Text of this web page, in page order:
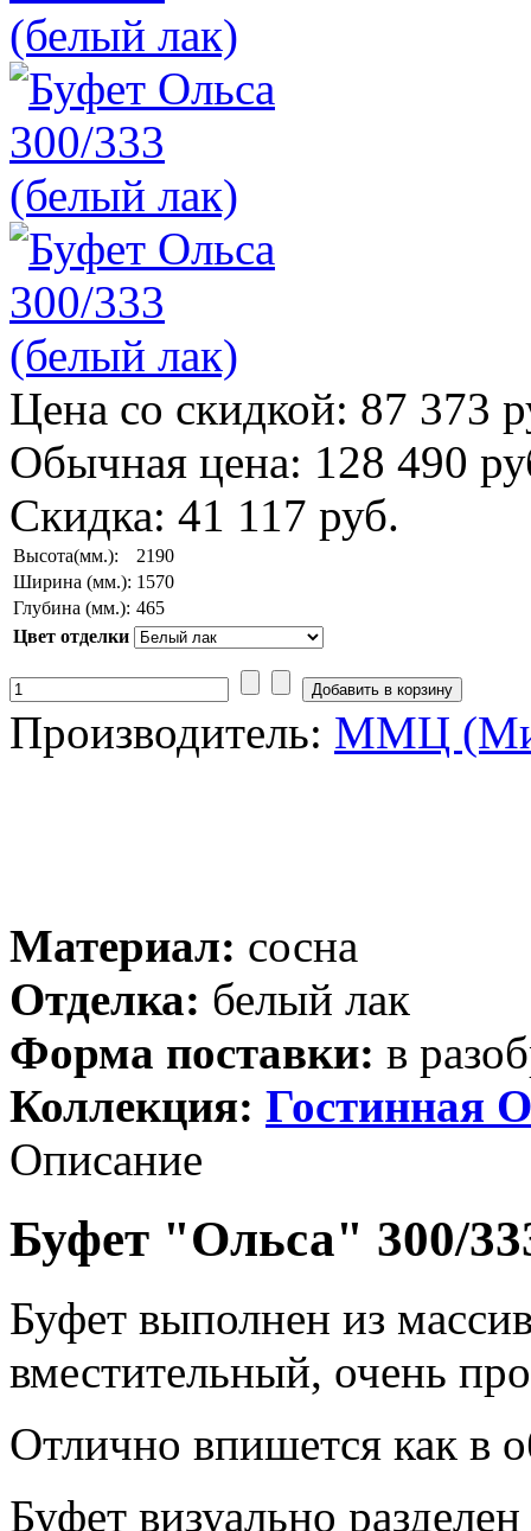
Цена со скидкой: 87 373
Обычная цена: 128 490
Скидка: 41 117 руб.
Высота(мм.):
2190
Ширина (мм.): 1570
Глубина (мм.): 465
Цвет отделки
Производитель: ММЦ
Материал: сосна
Отделка: белый лак
Форма поставки: в
Коллекция: Гостинная
Описание
Буфет "Ольса" 300/
Буфет выполнен из
вместительный, очень
Отлично впишется как в
Буфет визуально